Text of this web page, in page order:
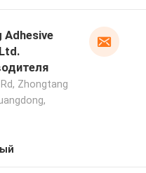
Adhesive
Zhongtang